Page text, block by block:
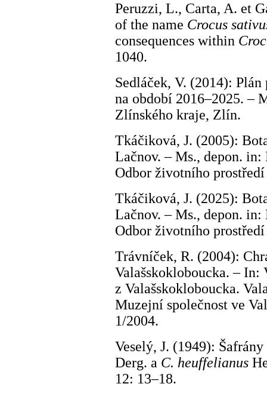
Peruzzi, L., Carta, A. et
of the name Crocus
consequences within
1040.
Sedláček, V. (2014):
na období 2016–2025. –
Zlínského kraje, Zlín.
Tkáčiková, J. (2005):
Lačnov. – Ms., depon.
Odbor životního
Tkáčiková, J. (2025):
Lačnov. – Ms., depon.
Odbor životního
Trávníček, R. (2004):
Valašskokloboucka. –
z Valašskokloboucka.
Muzejní společnost ve
1/2004.
Veselý, J. (1949): Šafrány
Derg. a C. heuffelianus
12: 13–18.